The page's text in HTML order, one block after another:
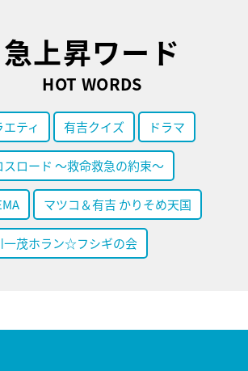
急上昇ワード
HOT WORDS
エティ 有吉クイズ ドラマ
スロード ～救命救急の約束～
マツコ＆有吉 かりそめ天国
一茂ホラン☆フシギの会